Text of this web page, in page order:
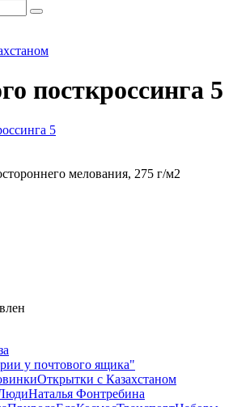
посткроссинга 5
мелования, 275 г/м2
у почтового ящика"
Открытки с Казахстаном
Наталья Фонтребина